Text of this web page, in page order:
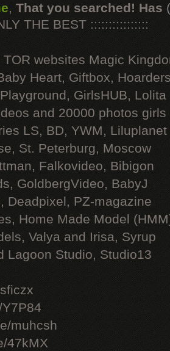
, That you searched! Has
THE BEST ::::::::::::::::
websites Magic
Heart, Giftbox,
GirlsHUB, Lolita
and 20000 photos
LS, BD, YWM, Liluplanet
St. Peterburg, Moscow
Falkovideo, Bibigon
GoldbergVideo, BabyJ
Deadpixel, PZ-magazine
Home Made Model
Valya and Irisa, Syrup
Lagoon Studio, Studio13
muhcsh
47kMX